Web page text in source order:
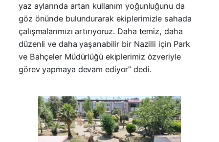
yaz aylarında artan kullanım yoğunluğunu da
göz önünde bulundurarak ekiplerimizle sahada
çalışmalarımızı artırıyoruz. Daha temiz, daha
düzenli ve daha yaşanabilir bir Nazilli için Park
ve Bahçeler Müdürlüğü ekiplerimiz özveriyle
görev yapmaya devam ediyor” dedi.